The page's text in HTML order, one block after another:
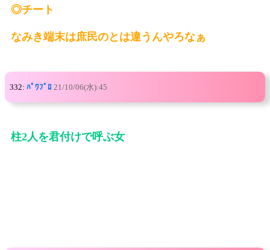
◎チート
なみき端末は庶民のとは違うんやろなぁ
332: ﾊﾟﾜﾌﾟﾛ 21/10/06(水):45
柱2人を君付けで呼ぶ女